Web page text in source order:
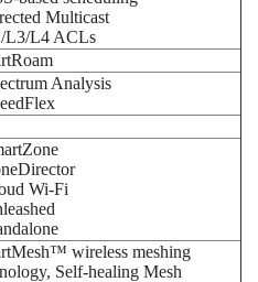
Multicast
L3/L4 ACLs
Analysis
Wi-Fi
wireless meshing
Self-healing Mesh